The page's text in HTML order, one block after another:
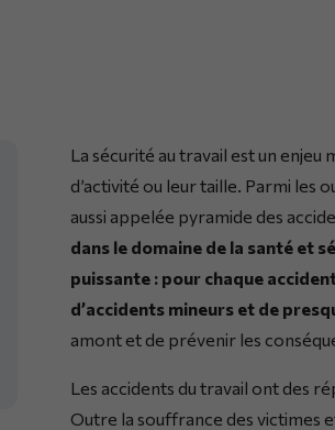
La sécurité au travail est un
d’activité ou leur taille. Parmi les
aussi appelée pyramide des
dans le domaine de la santé et
puissante : pour chaque
d’accidents mineurs et de
amont et de prévenir les
Les accidents du travail ont des
Outre la souffrance des victimes